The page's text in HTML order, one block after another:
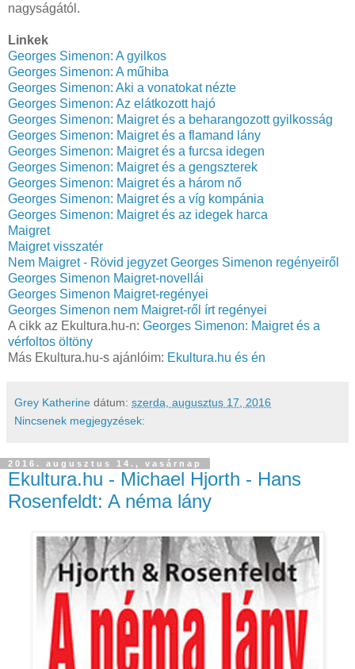
nagyságától.
Linkek
Georges Simenon: A gyilkos
Georges Simenon: A műhiba
Georges Simenon: Aki a vonatokat nézte
Georges Simenon: Az elátkozott hajó
Georges Simenon: Maigret és a beharangozott gyilkosság
Georges Simenon: Maigret és a flamand lány
Georges Simenon: Maigret és a furcsa idegen
Georges Simenon: Maigret és a gengszterek
Georges Simenon: Maigret és a három nő
Georges Simenon: Maigret és a víg kompánia
Georges Simenon: Maigret és az idegek harca
Maigret
Maigret visszatér
Nem Maigret - Rövid jegyzet Georges Simenon regényeiről
Georges Simenon Maigret-novellái
Georges Simenon Maigret-regényei
Georges Simenon nem Maigret-ről írt regényei
A cikk az Ekultura.hu-n: Georges Simenon: Maigret és a
vérfoltos öltöny
Más Ekultura.hu-s ajánlóim: Ekultura.hu és én
Grey Katherine dátum: szerda, augusztus 17, 2016
Nincsenek megjegyzések:
2016. augusztus 14., vasárnap
Ekultura.hu - Michael Hjorth - Hans
Rosenfeldt: A néma lány